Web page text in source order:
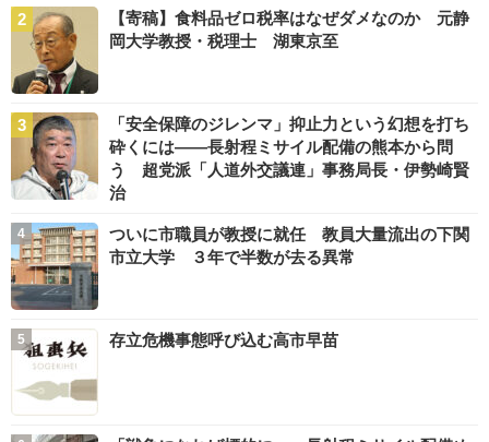
【寄稿】食料品ゼロ税率はなぜダメなのか 元静
岡大学教授・税理士 湖東京至
「安全保障のジレンマ」抑止力という幻想を打ち
砕くには――長射程ミサイル配備の熊本から問
う 超党派「人道外交議連」事務局長・伊勢崎賢
治
ついに市職員が教授に就任 教員大量流出の下関
市立大学 ３年で半数が去る異常
存立危機事態呼び込む高市早苗